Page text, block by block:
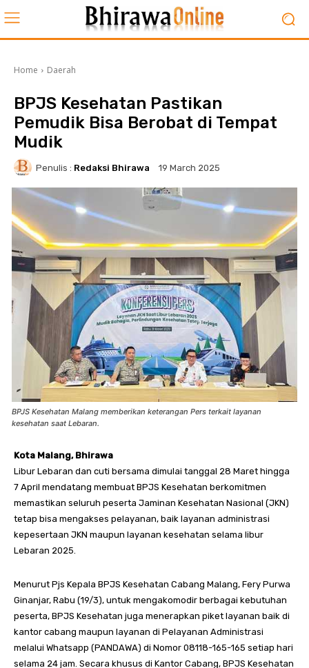
Home Daerah
BPJS Kesehatan Pastikan
Pemudik Bisa Berobat di Tempat
Mudik
Penulis : Redaksi Bhirawa 19 March 2025
BPJS Kesehatan Malang memberikan keterangan Pers terkait layanan
kesehatan saat Lebaran.
Kota Malang, Bhirawa
Libur Lebaran dan cuti bersama dimulai tanggal 28 Maret hingga
7 April mendatang membuat BPJS Kesehatan berkomitmen
memastikan seluruh peserta Jaminan Kesehatan Nasional (JKN)
tetap bisa mengakses pelayanan, baik layanan administrasi
kepesertaan JKN maupun layanan kesehatan selama libur
Lebaran 2025.
Menurut Pjs Kepala BPJS Kesehatan Cabang Malang, Fery Purwa
Ginanjar, Rabu (19/3), untuk mengakomodir berbagai kebutuhan
peserta, BPJS Kesehatan juga menerapkan piket layanan baik di
kantor cabang maupun layanan di Pelayanan Administrasi
melalui Whatsapp (PANDAWA) di Nomor 08118-165-165 setiap hari
selama 24 jam. Secara khusus di Kantor Cabang, BPJS Kesehatan